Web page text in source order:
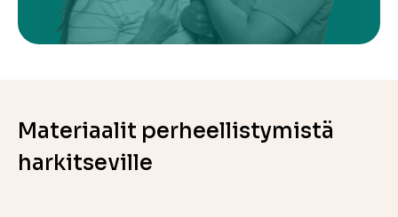
Materiaalit perheellistymistä
harkitseville